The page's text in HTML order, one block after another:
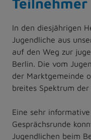
In den diesjährigen
Jugendliche aus
auf den Weg zur
Berlin. Die vom
der Marktgemeinde
breites Spektrum
Eine sehr informative
Gesprächsrunde
Jugendlichen beim